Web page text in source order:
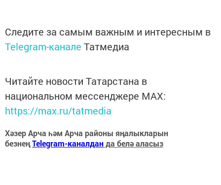
Следите за самым важным и интересным в
Telegram-канале Татмедиа
Читайте новости Татарстана в
национальном мессенджере MАХ:
https://max.ru/tatmedia
Хәзер Арча һәм Арча районы яңалыкларын
безнеңTelegram-каналданда белә аласыз